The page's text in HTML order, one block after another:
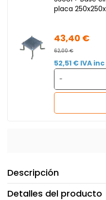
placa
43,40 €
62,00 €
52,51 € IVA inc
-
Descripción
Detalles del producto